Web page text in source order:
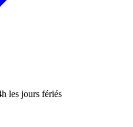
les jours fériés